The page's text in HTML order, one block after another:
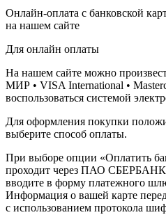
Онлайн-оплата с банковской
на нашем сайте
Для онлайн оплаты
На нашем сайте можно
МИР • VISA International •
воспользоваться системой
Для оформления покупки
выберите способ оплаты.
При выборе опции «Оплатить
проходит через ПАО
вводите в форму платежного
Информация о вашей карте
с использованием протокола